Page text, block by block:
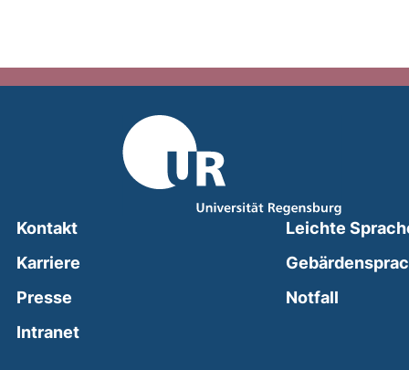
Kontakt
Karriere
Presse
Intranet(external link, opens in a new window)
Leichte
Notfall